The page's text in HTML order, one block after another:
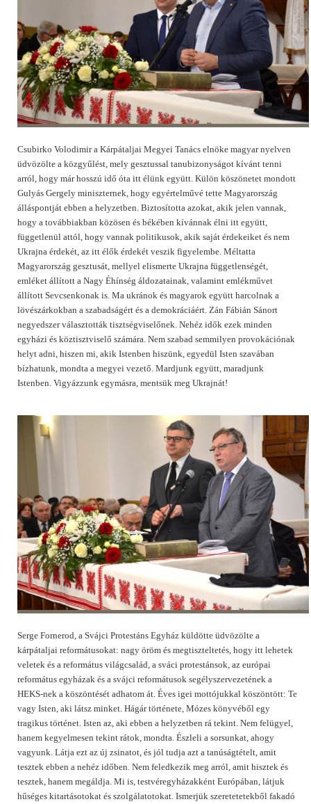
Csubirko Volodimir a Kárpátaljai Megyei Tanács elnöke magyar nyelven
üdvözölte a közgyűlést, mely gesztussal tanubizonyságot kívánt tenni
arról, hogy már hosszú idő óta itt élünk együtt. Külön köszönetet mondott
Gulyás Gergely miniszternek, hogy egyértelművé tette Magyarország
álláspontját ebben a helyzetben. Biztosította azokat, akik jelen vannak,
hogy a továbbiakban közösen és békében kívánnak élni itt együtt,
függetlenül attól, hogy vannak politikusok, akik saját érdekeiket és nem
Ukrajna érdekét, az itt élők érdekét veszik figyelembe. Méltatta
Magyarország gesztusát, mellyel elismerte Ukrajna függetlenségét,
emléket állított a Nagy Éhínség áldozatainak, valamint emlékművet
állított Sevcsenkonak is. Ma ukránok és magyarok együtt harcolnak a
lövészárkokban a szabadságért és a demokráciáért. Zán Fábián Sánort
negyedszer választották tisztségviselőnek. Nehéz idők ezek minden
egyházi és köztisztviselő számára. Nem szabad semmilyen provokációnak
helyt adni, hiszen mi, akik Istenben hiszünk, egyedül Isten szavában
bízhatunk, mondta a megyei vezető. Mardjunk együtt, maradjunk
Istenben. Vigyázzunk egymásra, mentsük meg Ukrajnát!
Serge Fornerod, a Svájci Protestáns Egyház küldötte üdvözölte a
kárpátaljai reformátusokat: nagy öröm és megtiszteltetés, hogy itt lehetek
veletek és a református világcsalád, a sváci protestánsok, az európai
református egyházak és a svájci reformátusok segélyszervezetének a
HEKS-nek a köszöntését adhatom át. Éves igei mottójukkal köszöntött: Te
vagy Isten, aki látsz minket. Hágár története, Mózes könyvéből egy
tragikus történet. Isten az, aki ebben a helyzetben rá tekint. Nem felügyel,
hanem kegyelmesen tekint rátok, mondta. Észleli a sorsunkat, ahogy
vagyunk. Látja ezt az új zsinatot, és jól tudja azt a tanúságtételt, amit
tesztek ebben a nehéz időben. Nem feledkezik meg arról, amit hisztek és
tesztek, hanem megáldja. Mi is, testvéregyházakként Európában, látjuk
hűséges kitartásotokat és szolgálatotokat. Ismerjük szeretetetekből fakadó